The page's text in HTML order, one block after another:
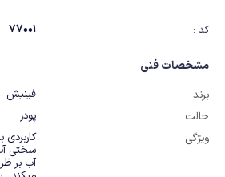
کد : 77001
مشخصات فنی
برند
فینیش
حالت
پودر
ویژگی